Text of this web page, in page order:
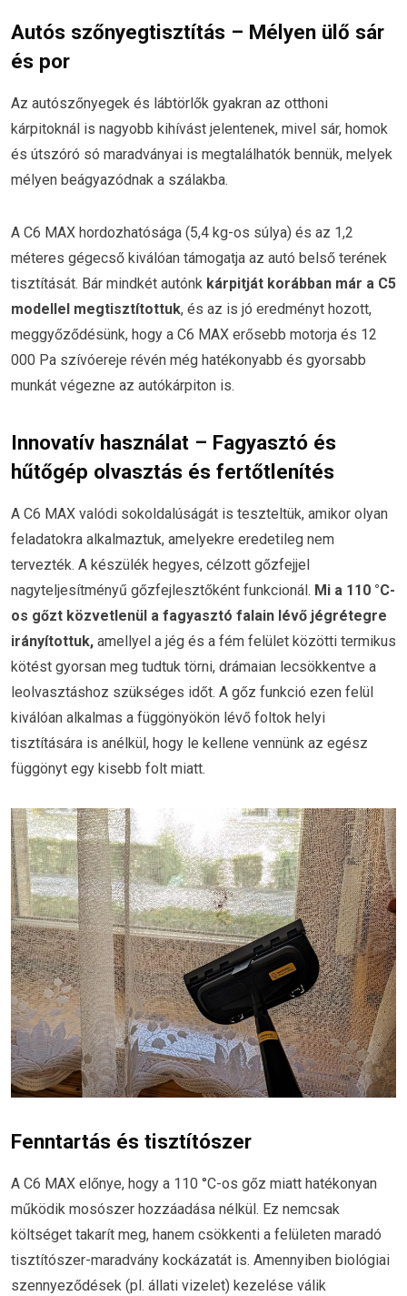
Autós szőnyegtisztítás – Mélyen ülő sár
és por
Az autószőnyegek és lábtörlők gyakran az otthoni
kárpitoknál is nagyobb kihívást jelentenek, mivel sár, homok
és útszóró só maradványai is megtalálhatók bennük, melyek
mélyen beágyazódnak a szálakba.
A C6 MAX hordozhatósága (5,4 kg-os súlya) és az 1,2
méteres gégecső kiválóan támogatja az autó belső terének
tisztítását. Bár mindkét autónk kárpitját korábban már a C5
modellel megtisztítottuk, és az is jó eredményt hozott,
meggyőződésünk, hogy a C6 MAX erősebb motorja és 12
000 Pa szívóereje révén még hatékonyabb és gyorsabb
munkát végezne az autókárpiton is.
Innovatív használat – Fagyasztó és
hűtőgép olvasztás és fertőtlenítés
A C6 MAX valódi sokoldalúságát is teszteltük, amikor olyan
feladatokra alkalmaztuk, amelyekre eredetileg nem
tervezték. A készülék hegyes, célzott gőzfejjel
nagyteljesítményű gőzfejlesztőként funkcionál. Mi a 110 °C-
os gőzt közvetlenül a fagyasztó falain lévő jégrétegre
irányítottuk, amellyel a jég és a fém felület közötti termikus
kötést gyorsan meg tudtuk törni, drámaian lecsökkentve a
leolvasztáshoz szükséges időt. A gőz funkció ezen felül
kiválóan alkalmas a függönyökön lévő foltok helyi
tisztítására is anélkül, hogy le kellene vennünk az egész
függönyt egy kisebb folt miatt.
Fenntartás és tisztítószer
A C6 MAX előnye, hogy a 110 °C-os gőz miatt hatékonyan
működik mosószer hozzáadása nélkül. Ez nemcsak
költséget takarít meg, hanem csökkenti a felületen maradó
tisztítószer-maradvány kockázatát is. Amennyiben biológiai
szennyeződések (pl. állati vizelet) kezelése válik